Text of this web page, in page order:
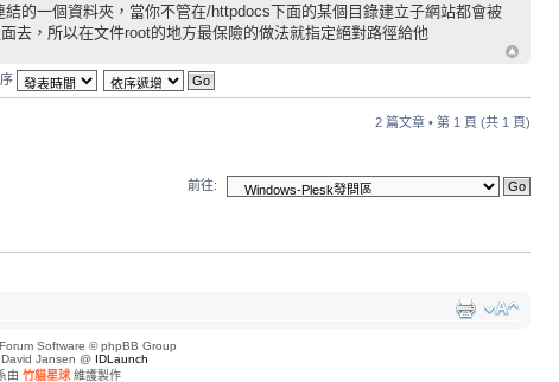
的一個資料夾，當你不管在/httpdocs下面的某個目錄建立子網站都會被
去，所以在文件root的地方最保險的做法就指定絕對路徑給他
2 篇文章 • 第 1 頁 (共 1 頁)
前往:
Software © phpBB Group
Jansen @ IDLaunch
由 竹貓星球 維護製作